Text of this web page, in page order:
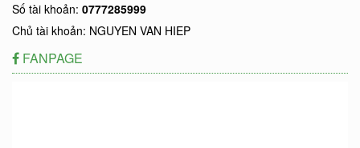
Số tài khoản: 0777285999
Chủ tài khoản: NGUYEN VAN HIEP
FANPAGE